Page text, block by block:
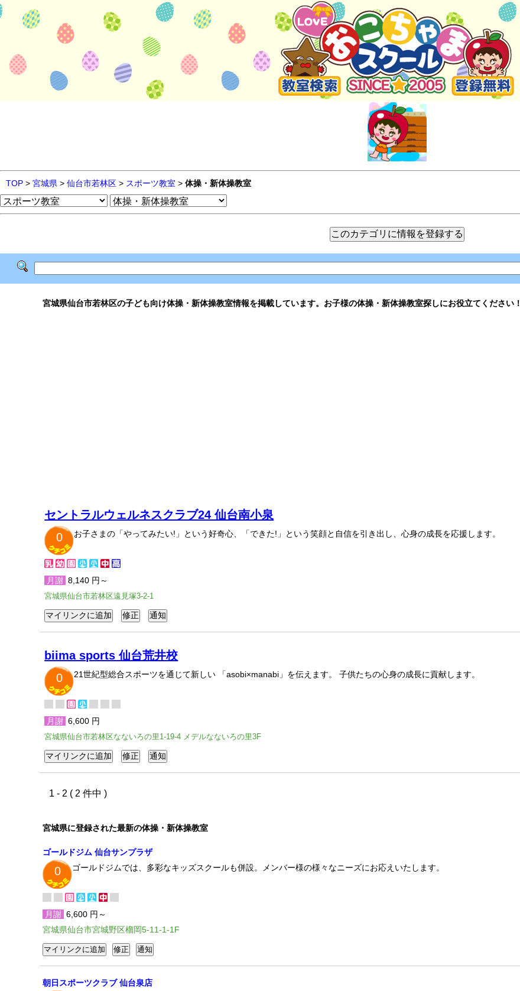
TOP > 宮城県 > 仙台市若林区 > スポーツ教室 > 体操・新体操教室
宮城県仙台市若林区の子ども向け体操・新体操教室情報を掲載しています。お子様の体操・新体操教室探しにお役立てください！
セントラルウェルネスクラブ24 仙台南小泉
0
お子さまの「やってみたい!」という好奇心、「できた!」という笑顔と自信を引き出し、心身の成長を応援します。
月謝 8,140 円～
宮城県仙台市若林区遠見塚3-2-1
biima sports 仙台荒井校
0
21世紀型総合スポーツを通じて新しい 「asobi×manabi」を伝えます。 子供たちの心身の成長に貢献します。
月謝 6,600 円
宮城県仙台市若林区なないろの里1-19-4 メデルなないろの里3F
1 - 2 ( 2 件中 )
宮城県に登録された最新の体操・新体操教室
ゴールドジム 仙台サンプラザ
0 ゴールドジムでは、多彩なキッズスクールも併設。メンバー様の様々なニーズにお応えいたします。
月謝 6,600 円～
宮城県仙台市宮城野区榴岡5-11-1-1F
朝日スポーツクラブ 仙台泉店